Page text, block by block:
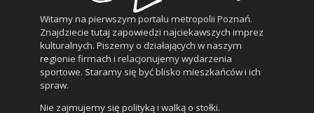
Witamy na pierwszym portalu metropolii Poznań.
Znajdziecie tutaj zapowiedzi najciekawszych imprez
kulturalnych. Piszemy o działających w naszym
regionie firmach i relacjonujemy wydarzenia
sportowe. Staramy się być blisko mieszkańców i ich
spraw.
Nie zajmujemy się polityką i walką o stołki.